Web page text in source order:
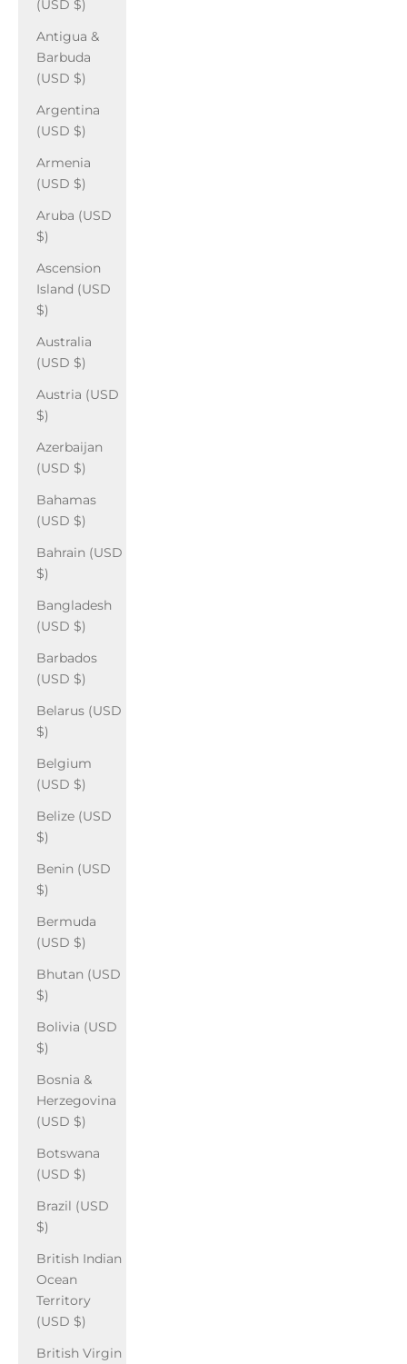
(USD $)
Antigua &
Barbuda
(USD $)
Argentina
(USD $)
Armenia
(USD $)
Aruba (USD
$)
Ascension
Island (USD
$)
Australia
(USD $)
Austria (USD
$)
Azerbaijan
(USD $)
Bahamas
(USD $)
Bahrain (USD
$)
Bangladesh
(USD $)
Barbados
(USD $)
Belarus (USD
$)
Belgium
(USD $)
Belize (USD
$)
Benin (USD
$)
Bermuda
(USD $)
Bhutan (USD
$)
Bolivia (USD
$)
Bosnia &
Herzegovina
(USD $)
Botswana
(USD $)
Brazil (USD
$)
British Indian
Ocean
Territory
(USD $)
British Virgin